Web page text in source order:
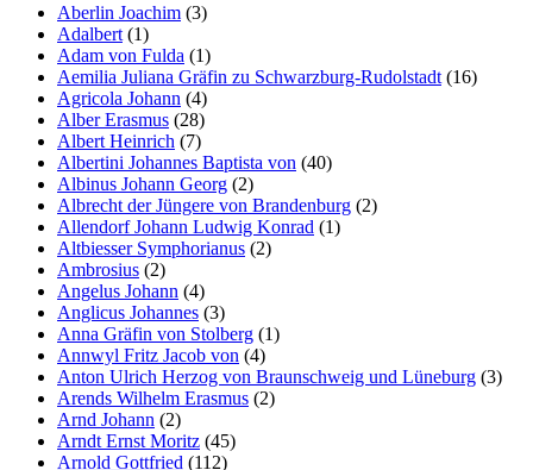
Aberlin Joachim (3)
Adalbert (1)
Adam von Fulda (1)
Aemilia Juliana Gräfin zu Schwarzburg-Rudolstadt (16)
Agricola Johann (4)
Alber Erasmus (28)
Albert Heinrich (7)
Albertini Johannes Baptista von (40)
Albinus Johann Georg (2)
Albrecht der Jüngere von Brandenburg (2)
Allendorf Johann Ludwig Konrad (1)
Altbiesser Symphorianus (2)
Ambrosius (2)
Angelus Johann (4)
Anglicus Johannes (3)
Anna Gräfin von Stolberg (1)
Annwyl Fritz Jacob von (4)
Anton Ulrich Herzog von Braunschweig und Lüneburg (3)
Arends Wilhelm Erasmus (2)
Arnd Johann (2)
Arndt Ernst Moritz (45)
Arnold Gottfried (112)